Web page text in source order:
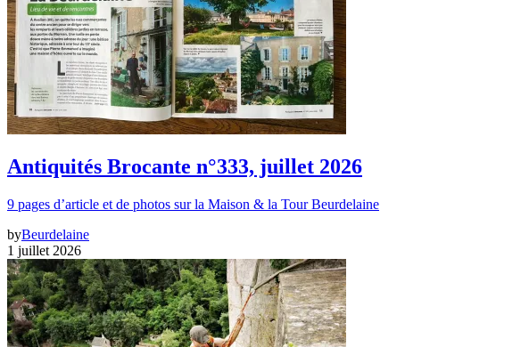
Antiquités Brocante n°333, juillet 2026
9 pages d’article et de photos sur la Maison & la Tour Beurdelaine
byBeurdelaine
1 juillet 2026